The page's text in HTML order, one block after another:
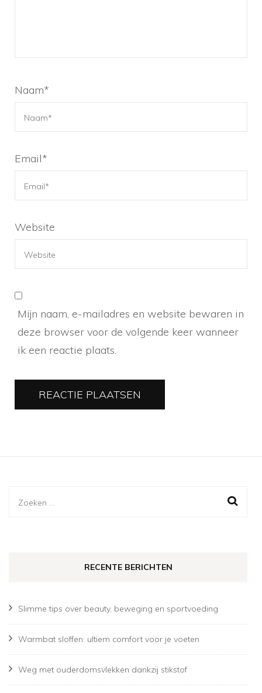
Naam*
Email*
Website
Mijn naam, e-mailadres en website bewaren in
deze browser voor de volgende keer wanneer
ik een reactie plaats.
Zoeken
RECENTE BERICHTEN
Slimme tips over beauty, beweging en sportvoeding
Warmbat sloffen: ultiem comfort voor je voeten
Weg met ouderdomsvlekken dankzij stikstof